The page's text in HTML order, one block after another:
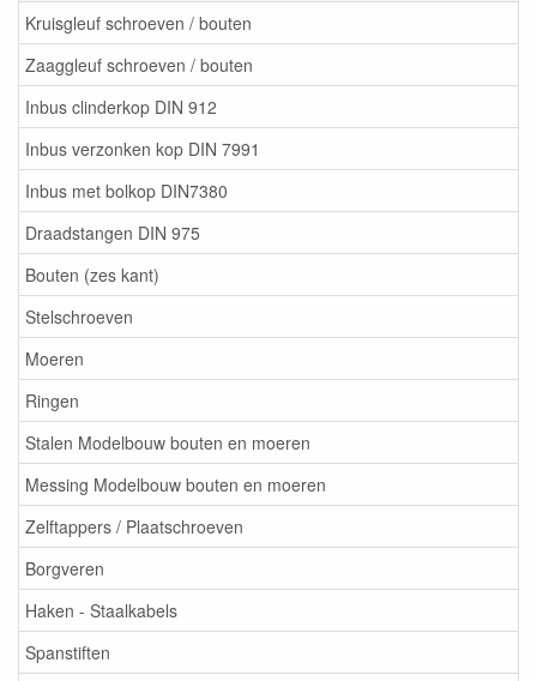
Kruisgleuf schroeven / bouten
Zaaggleuf schroeven / bouten
Inbus clinderkop DIN 912
Inbus verzonken kop DIN 7991
Inbus met bolkop DIN7380
Draadstangen DIN 975
Bouten (zes kant)
Stelschroeven
Moeren
Ringen
Stalen Modelbouw bouten en moeren
Messing Modelbouw bouten en moeren
Zelftappers / Plaatschroeven
Borgveren
Haken - Staalkabels
Spanstiften